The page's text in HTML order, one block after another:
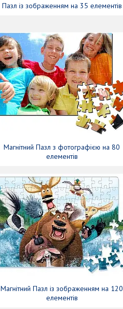
Пазл із зображенням на 35 елементів
Магнітний Пазл з фотографією на 80
елементів
Магнітний Пазл із зображенням на 120
елементів